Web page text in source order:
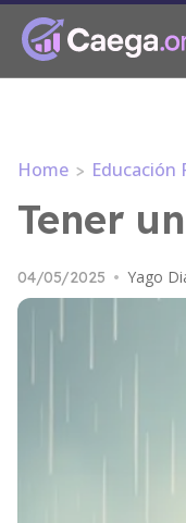
Home > Educación
Tener
04/05/2025 • Yago